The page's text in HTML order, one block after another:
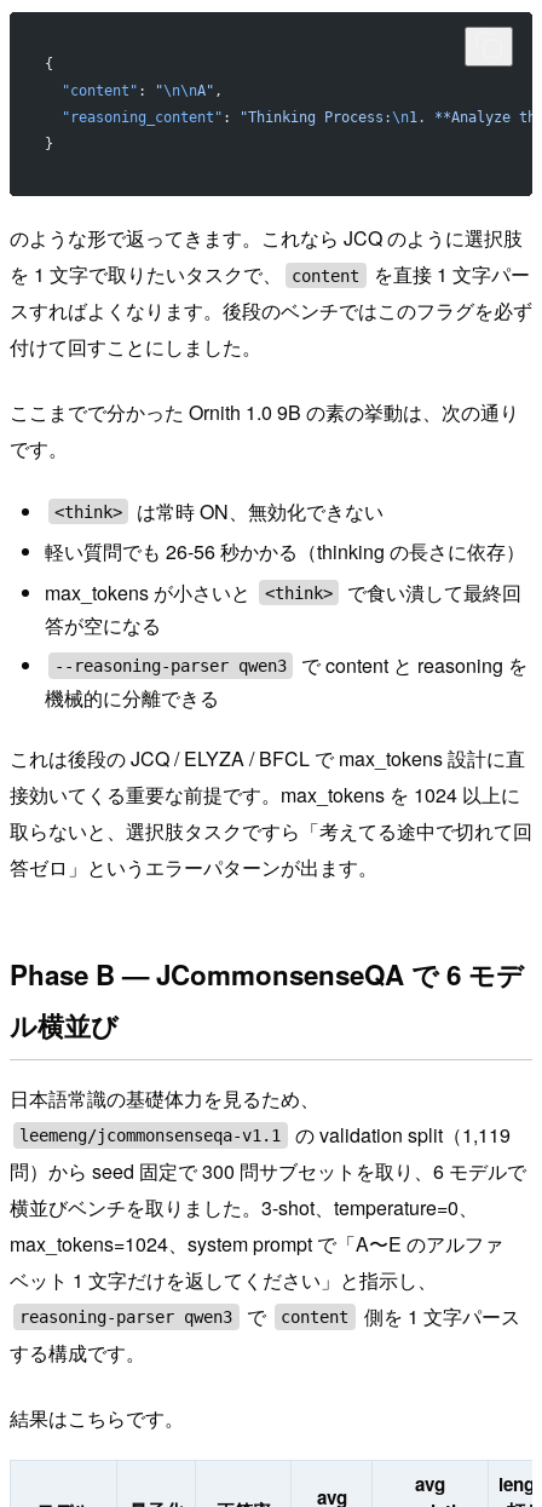
{
  "content"
: "\n\nA" ,
  "reasoning_content"
: "Thinking Process:\n1. **Analyze
}
のような形で返ってきます。これなら JCQ のように選択肢
を 1 文字で取りたいタスクで、
content
を直接 1 文字パー
スすればよくなります。後段のベンチではこのフラグを必ず
付けて回すことにしました。
ここまでで分かった Ornith 1.0 9B の素の挙動は、次の通り
です。
<think>
は常時 ON、無効化できない
軽い質問でも 26-56 秒かかる（thinking の長さに依存）
max_tokens が小さいと
<think>
で食い潰して最終回
答が空になる
--reasoning-parser qwen3
で content と reasoning を
機械的に分離できる
これは後段の JCQ / ELYZA / BFCL で max_tokens 設計に直
接効いてくる重要な前提です。max_tokens を 1024 以上に
取らないと、選択肢タスクですら「考えてる途中で切れて回
答ゼロ」というエラーパターンが出ます。
Phase B — JCommonsenseQA で 6 モデ
ル横並び
日本語常識の基礎体力を見るため、
leemeng/jcommonsenseqa-v1.1
の validation split（1,119
問）から seed 固定で 300 問サブセットを取り、6 モデルで
横並びベンチを取りました。3-shot、temperature=0、
max_tokens=1024、system prompt で「A〜E のアルファ
ベット 1 文字だけを返してください」と指示し、
reasoning-parser qwen3 で content
側を 1 文字パース
する構成です。
結果はこちらです。
avg
avg